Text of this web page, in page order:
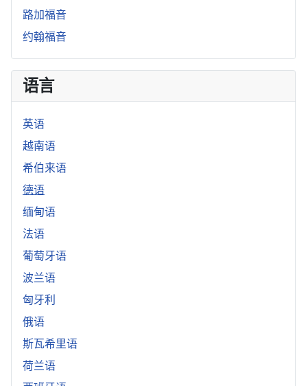
路加福音
约翰福音
语言
英语
越南语
希伯来语
德语
缅甸语
法语
葡萄牙语
波兰语
匈牙利
俄语
斯瓦希里语
荷兰语